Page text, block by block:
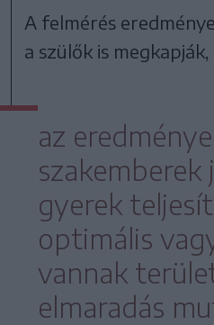
A felmérés
a szülők is megkapják,
az
szakemberek
gyerek
optimális
vannak
elmaradás